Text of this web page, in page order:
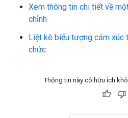
Xem thông tin chi tiết về
chỉnh
Liệt kê biểu tượng cảm xúc
chức
Thông tin này có hữu ích